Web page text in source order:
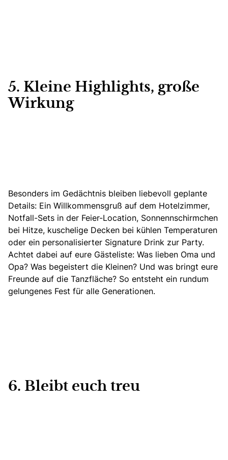
5. Kleine Highlights, große
Wirkung
Besonders im Gedächtnis bleiben liebevoll geplante
Details: Ein Willkommensgruß auf dem Hotelzimmer,
Notfall-Sets in der Feier-Location, Sonnennschirmchen
bei Hitze, kuschelige Decken bei kühlen Temperaturen
oder ein personalisierter Signature Drink zur Party.
Achtet dabei auf eure Gästeliste: Was lieben Oma und
Opa? Was begeistert die Kleinen? Und was bringt eure
Freunde auf die Tanzfläche? So entsteht ein rundum
gelungenes Fest für alle Generationen.
6. Bleibt euch treu